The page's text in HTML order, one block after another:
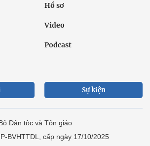
Hồ sơ
Video
Podcast
Sự kiện
Dân tộc và Tôn giáo
BVHTTDL, cấp ngày 17/10/2025